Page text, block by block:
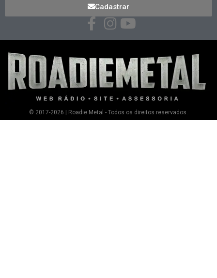
Cadastrar
© 2017-2026 | Roadie Metal - Todos os direitos reservados.